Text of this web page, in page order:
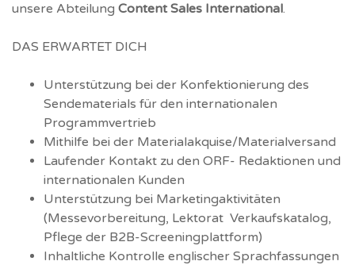
unsere Abteilung Content Sales International.
DAS ERWARTET DICH
Unterstützung bei der Konfektionierung des
Sendematerials für den internationalen
Programmvertrieb
Mithilfe bei der Materialakquise/Materialversand
Laufender Kontakt zu den ORF- Redaktionen und
internationalen Kunden
Unterstützung bei Marketingaktivitäten
(Messevorbereitung, Lektorat Verkaufskatalog,
Pflege der B2B-Screeningplattform)
Inhaltliche Kontrolle englischer Sprachfassungen